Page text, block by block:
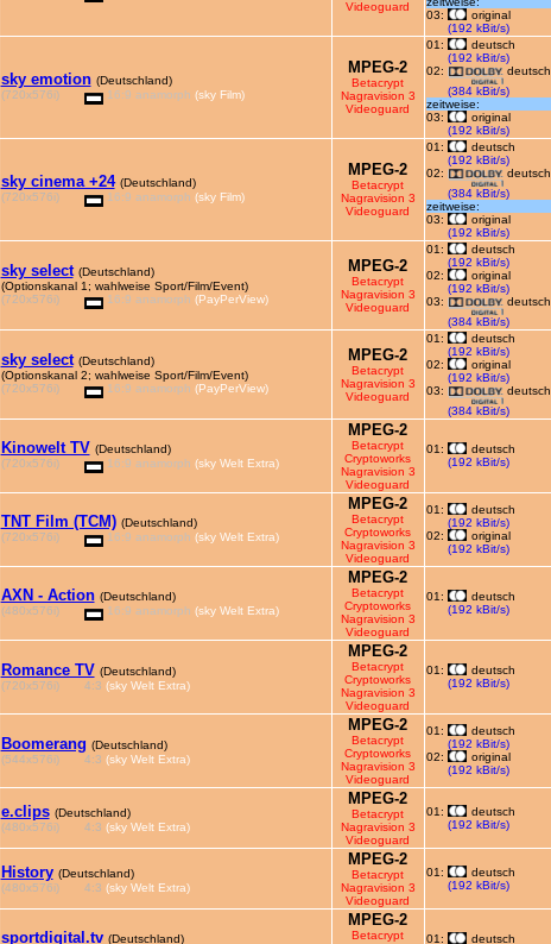
Videoguard
03:
original
(192 kBit/s)
sky emotion (Deutschland)
(720x576i)
16:9 anamorph (sky Film)
MPEG-2
Betacrypt
Nagravision 3
Videoguard
01:
deutsch
(192 kBit/s)
02:
deutsch
(384 kBit/s)
zeitweise:
03:
original
(192 kBit/s)
sky cinema +24 (Deutschland)
(720x576i)
16:9 anamorph (sky Film)
MPEG-2
Betacrypt
Nagravision 3
Videoguard
01:
deutsch
(192 kBit/s)
02:
deutsch
(384 kBit/s)
zeitweise:
03:
original
(192 kBit/s)
sky select (Deutschland)
(Optionskanal 1; wahlweise Sport/Film/Event)
(720x576i)
16:9 anamorph (PayPerView)
MPEG-2
Betacrypt
Nagravision 3
Videoguard
01:
deutsch
(192 kBit/s)
02:
original
(192 kBit/s)
03:
deutsch
(384 kBit/s)
sky select (Deutschland)
(Optionskanal 2; wahlweise Sport/Film/Event)
(720x576i)
16:9 anamorph (PayPerView)
MPEG-2
Betacrypt
Nagravision 3
Videoguard
01:
deutsch
(192 kBit/s)
02:
original
(192 kBit/s)
03:
deutsch
(384 kBit/s)
Kinowelt TV (Deutschland)
(720x576i)
16:9 anamorph (sky Welt Extra)
MPEG-2
Betacrypt
Cryptoworks
Nagravision 3
Videoguard
01:
deutsch
(192 kBit/s)
TNT Film (TCM) (Deutschland)
(720x576i)
16:9 anamorph (sky Welt Extra)
MPEG-2
Betacrypt
Cryptoworks
Nagravision 3
Videoguard
01:
deutsch
(192 kBit/s)
02:
original
(192 kBit/s)
AXN - Action (Deutschland)
(480x576i)
16:9 anamorph (sky Welt Extra)
MPEG-2
Betacrypt
Cryptoworks
Nagravision 3
Videoguard
01:
deutsch
(192 kBit/s)
Romance TV (Deutschland)
(720x576i)
4:3 (sky Welt Extra)
MPEG-2
Betacrypt
Cryptoworks
Nagravision 3
Videoguard
01:
deutsch
(192 kBit/s)
Boomerang (Deutschland)
(544x576i)
4:3 (sky Welt Extra)
MPEG-2
Betacrypt
Cryptoworks
Nagravision 3
Videoguard
01:
deutsch
(192 kBit/s)
02:
original
(192 kBit/s)
e.clips (Deutschland)
(480x576i)
4:3 (sky Welt Extra)
MPEG-2
Betacrypt
Nagravision 3
Videoguard
01:
deutsch
(192 kBit/s)
History (Deutschland)
(480x576i)
4:3 (sky Welt Extra)
MPEG-2
Betacrypt
Nagravision 3
Videoguard
01:
deutsch
(192 kBit/s)
sportdigital.tv (Deutschland)
MPEG-2
Betacrypt
01: deutsch